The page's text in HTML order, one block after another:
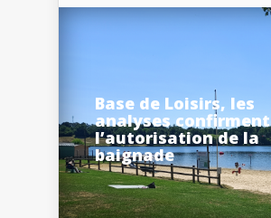
Base de Loisirs, les
analyses confirment
l’autorisation de la
baignade